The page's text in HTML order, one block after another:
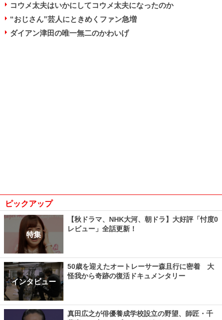
コウメ太夫はいかにしてコウメ太夫になったのか
“おじさん”芸人にときめくファン急増
ダイアン津田の唯一無二のかわいげ
ピックアップ
特集
【秋ドラマ、NHK大河、朝ドラ】大好評「忖度0
レビュー」全話更新！
インタビュー
50歳を迎えたオートレーサー森且行に密着 大
怪我から奇跡の復活ドキュメンタリー
真田広之が俳優養成学校設立の野望、師匠・千